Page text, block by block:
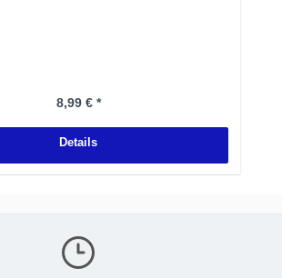
Regulärer Preis:
8,99 € *
Details